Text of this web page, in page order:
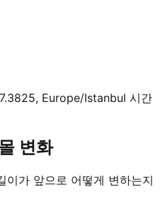
Europe/Istanbul 시간
변화
가 앞으로 어떻게 변하는지